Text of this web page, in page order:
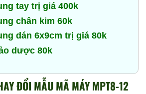
tay trị giá 400k
chân kim 60k
dán 6x9cm trị giá 80k
dược 80k
ĐỔI MẪU MÃ MÁY MPT8-12